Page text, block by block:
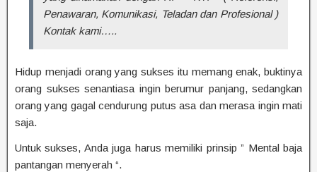
Penawaran, Komunikasi, Teladan dan Profesional )
Kontak kami…..
Hidup menjadi orang yang sukses itu memang enak, buktinya
orang sukses senantiasa ingin berumur panjang, sedangkan
orang yang gagal cendurung putus asa dan merasa ingin mati
saja.
Untuk sukses, Anda juga harus memiliki prinsip ” Mental baja
pantangan menyerah “.